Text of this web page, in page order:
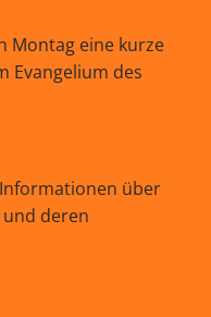
Montag eine kurze
Evangelium des
über
deren